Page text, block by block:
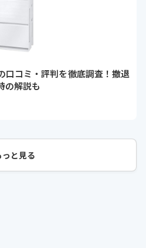
口コミ・評判を徹底調査！撤退
の解説も
っと見る